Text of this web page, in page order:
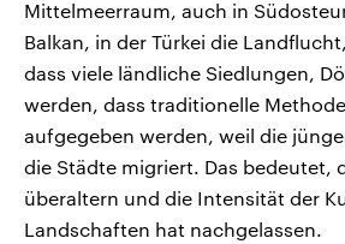
Mittelmeerraum, auch in
Balkan, in der Türkei die
dass viele ländliche Siedlungen,
werden, dass traditionelle
aufgegeben werden, weil die
die Städte migriert. Das bedeutet,
überaltern und die Intensität der
Landschaften hat nachgelassen.